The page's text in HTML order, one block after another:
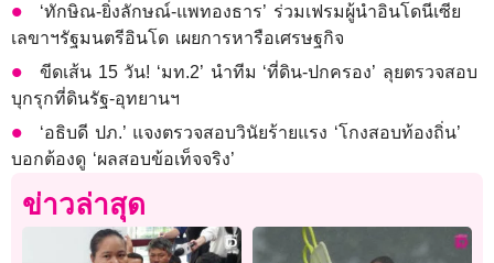
‘ทักษิณ-ยิ่งลักษณ์-แพทองธาร’ ร่วมเฟรมผู้นำอินโดนีเซีย
เลขาฯรัฐมนตรีอินโด เผยการหารือเศรษฐกิจ
ขีดเส้น 15 วัน! ‘มท.2’ นำทีม ‘ที่ดิน-ปกครอง’ ลุยตรวจสอบ
บุกรุกที่ดินรัฐ-อุทยานฯ
‘อธิบดี ปภ.’ แจงตรวจสอบวินัยร้ายแรง ‘โกงสอบท้องถิ่น’
บอกต้องดู ‘ผลสอบข้อเท็จจริง’
ข่าวล่าสุด